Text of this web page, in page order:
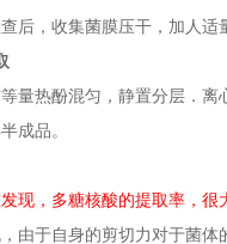
后，收集菌膜压干，加人适
量热酚混匀，静置分层．
成品。
现，多糖核酸的提取率，很
由于自身的剪切力对于菌体